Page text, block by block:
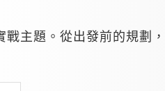
主題。從出發前的規劃